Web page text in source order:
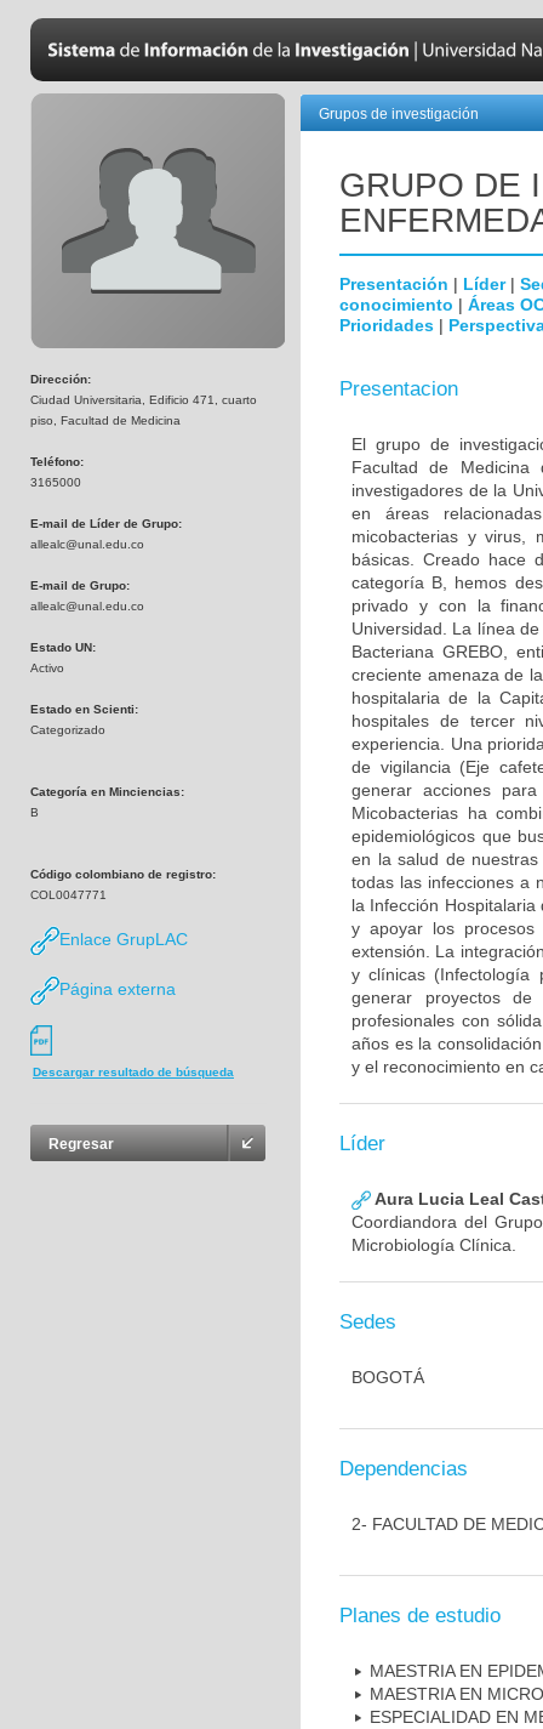
Dirección:
Ciudad Universitaria, Edificio 471, cuarto
piso, Facultad de Medicina
Teléfono:
3165000
E-mail de Líder de Grupo:
allealc@unal.edu.co
E-mail de Grupo:
allealc@unal.edu.co
Estado UN:
Activo
Estado en Scienti:
Categorizado
Categoría en Minciencias:
B
Código colombiano de registro:
COL0047771
Enlace GrupLAC
Página externa
Descargar resultado de búsqueda
Regresar
Grupos de investigación
GRUPO DE
Presentación | Líder|
conocimiento | Áreas
Prioridades |
Presentacion
El grupo de
Facultad de
investigadores de la
en áreas
micobacterias y virus,
básicas. Creado hace
categoría B, hemos
privado y con la
Universidad. La línea
Bacteriana GREBO,
creciente amenaza de
hospitalaria de la
hospitales de tercer
experiencia. Una
de vigilancia (Eje
generar acciones
Micobacterias ha
epidemiológicos que
en la salud de
todas las infecciones a
la Infección
y apoyar los
extensión. La
y clínicas (Infectología
generar proyectos
profesionales con
años es la
y el reconocimiento en
Líder
Aura Lucia Leal
Coordiandora del
Microbiología Clínica.
Sedes
BOGOTÁ
Dependencias
2- FACULTAD DE
Planes de estudio
MAESTRIA EN
MAESTRIA EN
ESPECIALIDAD EN